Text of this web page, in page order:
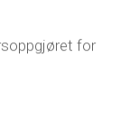
for